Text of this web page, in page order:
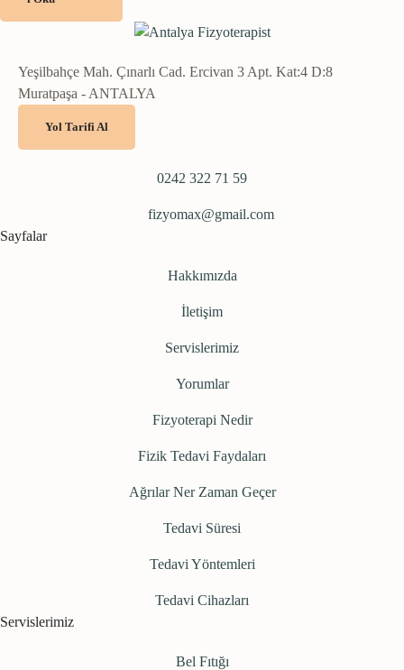
Yeşilbahçe Mah. Çınarlı Cad. Ercivan 3 Apt. Kat:4 D:8
Muratpaşa - ANTALYA
Yol Tarifi Al
0242 322 71 59
fizyomax@gmail.com
Sayfalar
Hakkımızda
İletişim
Servislerimiz
Yorumlar
Fizyoterapi Nedir
Fizik Tedavi Faydaları
Ağrılar Ner Zaman Geçer
Tedavi Süresi
Tedavi Yöntemleri
Tedavi Cihazları
Servislerimiz
Bel Fıtığı